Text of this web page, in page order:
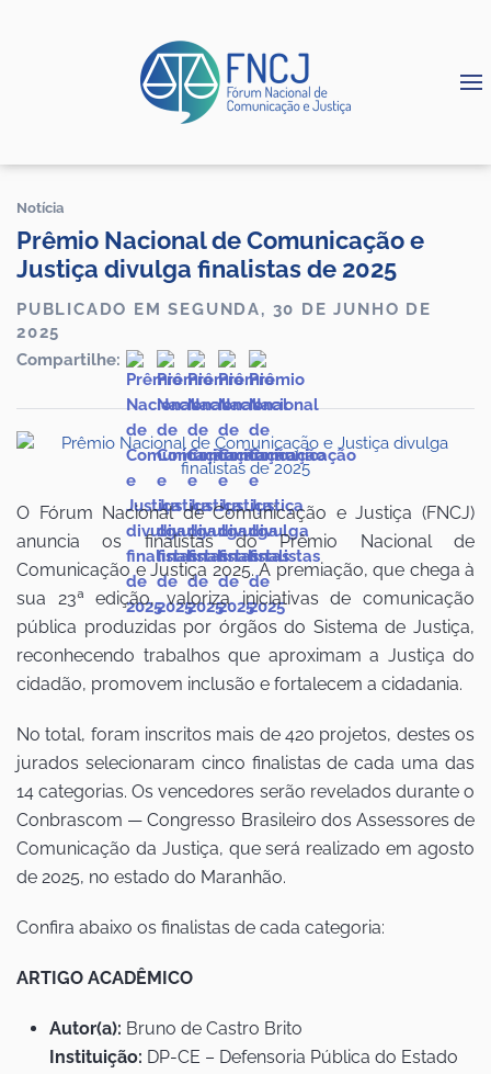
Notícia
Prêmio Nacional de Comunicação e
Justiça divulga finalistas de 2025
PUBLICADO EM SEGUNDA, 30 DE JUNHO DE
2025
Compartilhe:
O Fórum Nacional de Comunicação e Justiça (FNCJ)
anuncia os finalistas do Prêmio Nacional de
Comunicação e Justiça 2025. A premiação, que chega à
sua 23ª edição, valoriza iniciativas de comunicação
pública produzidas por órgãos do Sistema de Justiça,
reconhecendo trabalhos que aproximam a Justiça do
cidadão, promovem inclusão e fortalecem a cidadania.
No total, foram inscritos mais de 420 projetos, destes os
jurados selecionaram cinco finalistas de cada uma das
14 categorias. Os vencedores serão revelados durante o
Conbrascom — Congresso Brasileiro dos Assessores de
Comunicação da Justiça, que será realizado em agosto
de 2025, no estado do Maranhão.
Confira abaixo os finalistas de cada categoria:
ARTIGO ACADÊMICO
Autor(a): Bruno de Castro Brito
Instituição: DP-CE – Defensoria Pública do Estado